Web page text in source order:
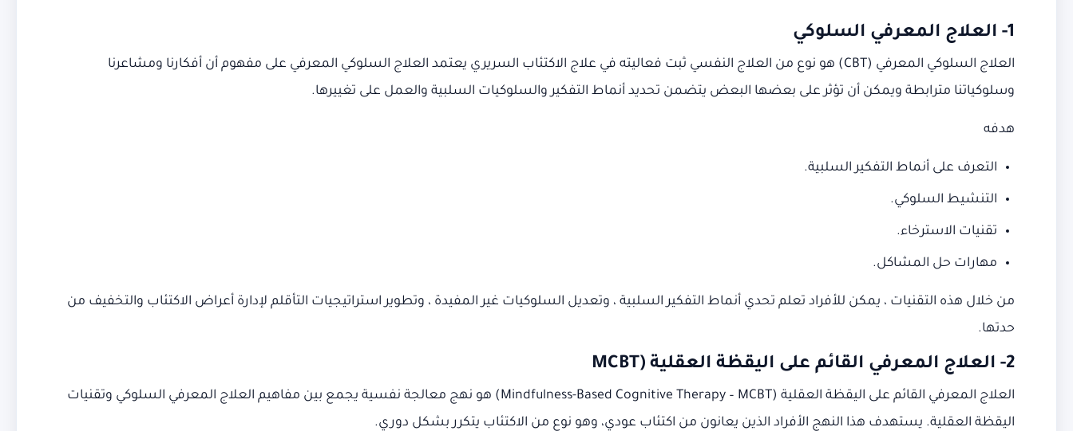
1- العلاج المعرفي السلوكي
العلاج السلوكي المعرفي (CBT) هو نوع من العلاج النفسي ثبت فعاليته في علاج الاكتئاب السريري يعتمد العلاج السلوكي المعرفي على مفهوم أن أفكارنا ومشاعرنا
وسلوكياتنا مترابطة ويمكن أن تؤثر على بعضها البعض يتضمن تحديد أنماط التفكير والسلوكيات السلبية والعمل على تغييرها.
هدفه
التعرف على أنماط التفكير السلبية.
التنشيط السلوكي.
تقنيات الاسترخاء.
مهارات حل المشاكل.
من خلال هذه التقنيات ، يمكن للأفراد تعلم تحدي أنماط التفكير السلبية ، وتعديل السلوكيات غير المفيدة ، وتطوير استراتيجيات التأقلم لإدارة أعراض الاكتئاب والتخفيف من
حدتها.
2- العلاج المعرفي القائم على اليقظة العقلية (MCBT
العلاج المعرفي القائم على اليقظة العقلية (Mindfulness-Based Cognitive Therapy – MCBT) هو نهج معالجة نفسية يجمع بين مفاهيم العلاج المعرفي السلوكي وتقنيات
اليقظة العقلية. يستهدف هذا النهج الأفراد الذين يعانون من اكتئاب عودي، وهو نوع من الاكتئاب يتكرر بشكل دوري.